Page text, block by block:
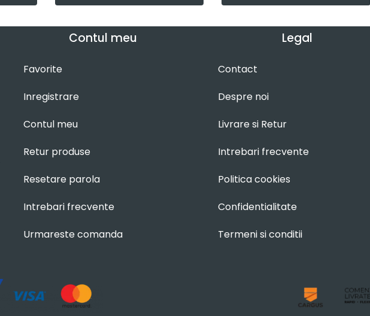
Contul meu
Favorite
Inregistrare
Contul meu
Retur produse
Resetare parola
Intrebari frecvente
Urmareste comanda
Legal
Contact
Despre noi
Livrare si Retur
Intrebari frecvente
Politica cookies
Confidentialitate
Termeni si conditii